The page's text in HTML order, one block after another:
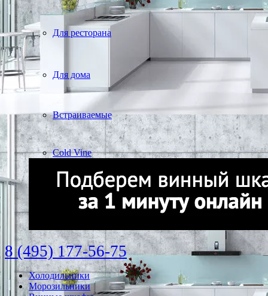
Для ресторана
Для дома
Встраиваемые
Cold Vine
8 (495) 177-56-75
Холодильники
Морозильники